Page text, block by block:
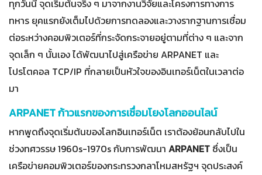
ทุกวันนี้ จุดเริ่มต้นจริง ๆ มาจากงานวิจัยและโครงการทางการ
ทหาร ยุคแรกยังเต็มไปด้วยการทดลองและวางรากฐานการเชื่อม
ต่อระหว่างคอมพิวเตอร์ที่กระจัดกระจายอยู่ตามที่ต่าง ๆ และจาก
จุดเล็ก ๆ นั้นเอง ได้พัฒนาไปสู่เครือข่าย ARPANET และ
โปรโตคอล TCP/IP ที่กลายเป็นหัวใจของอินเทอร์เน็ตในเวลาต่อ
มา
ARPANET ก้าวแรกของการเชื่อมโยงโลกออนไลน์
หากพูดถึงจุดเริ่มต้นของโลกอินเทอร์เน็ต เราต้องย้อนกลับไปใน
ช่วงทศวรรษ 1960s-1970s กับการพัฒนา ARPANET ซึ่งเป็น
เครือข่ายคอมพิวเตอร์ของกระทรวงกลาโหมสหรัฐฯ จุดประสงค์